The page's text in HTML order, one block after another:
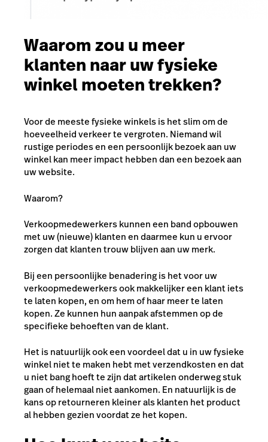
Waarom zou u meer
klanten naar uw fysieke
winkel moeten trekken?
Voor de meeste fysieke winkels is het slim om de
hoeveelheid verkeer te vergroten. Niemand wil
rustige periodes en een persoonlijk bezoek aan uw
winkel kan meer impact hebben dan een bezoek aan
uw website.
Waarom?
Verkoopmedewerkers kunnen een band opbouwen
met uw (nieuwe) klanten en daarmee kun u ervoor
zorgen dat klanten trouw blijven aan uw merk.
Bij een persoonlijke benadering is het voor uw
verkoopmedewerkers ook makkelijker een klant iets
te laten kopen, en om hem of haar meer te laten
kopen. Ze kunnen hun aanpak afstemmen op de
specifieke behoeften van de klant.
Het is natuurlijk ook een voordeel dat u in uw fysieke
winkel niet te maken hebt met verzendkosten en dat
u niet bang hoeft te zijn dat artikelen onderweg stuk
gaan of helemaal niet aankomen. En natuurlijk is de
kans op retourneren kleiner als klanten het product
al hebben gezien voordat ze het kopen.